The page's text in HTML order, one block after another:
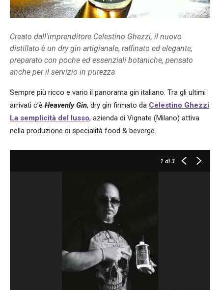
Creato dall'imprenditore Celestino Ghezzi, il nuovo
distillato è un dry gin artigianale, raffinato ed elegante,
preparato con poche ed essenziali botaniche, pensato
anche per il servizio in purezza
Sempre più ricco e vario il panorama gin italiano. Tra gli ultimi
arrivati c’è Heavenly Gin, dry gin firmato da Celestino Ghezzi
La semplicità del lusso, azienda di Vignate (Milano) attiva
nella produzione di specialità food & beverge.
1 di 3